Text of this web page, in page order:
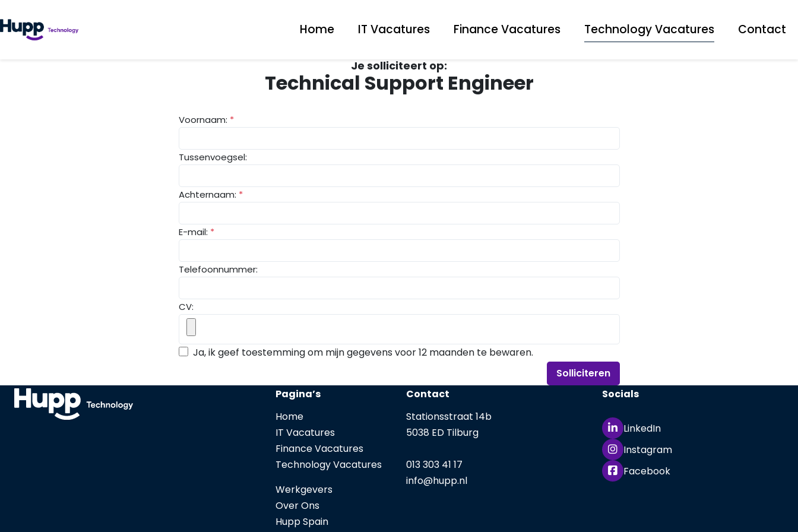
Home IT Vacatures Finance Vacatures Technology Vacatures Contact
Je solliciteert op:
Technical Support Engineer
Voornaam: *
Tussenvoegsel:
Achternaam: *
E-mail: *
Telefoonnummer:
CV:
Ja, ik geef toestemming om mijn gegevens voor 12 maanden te bewaren.
Solliciteren
Pagina’s
Home
IT Vacatures
Finance Vacatures
Technology Vacatures
Werkgevers
Over Ons
Hupp Spain
Contact
Stationsstraat 14b
5038 ED Tilburg
013 303 41 17
info@hupp.nl
Socials
LinkedIn
Instagram
Facebook